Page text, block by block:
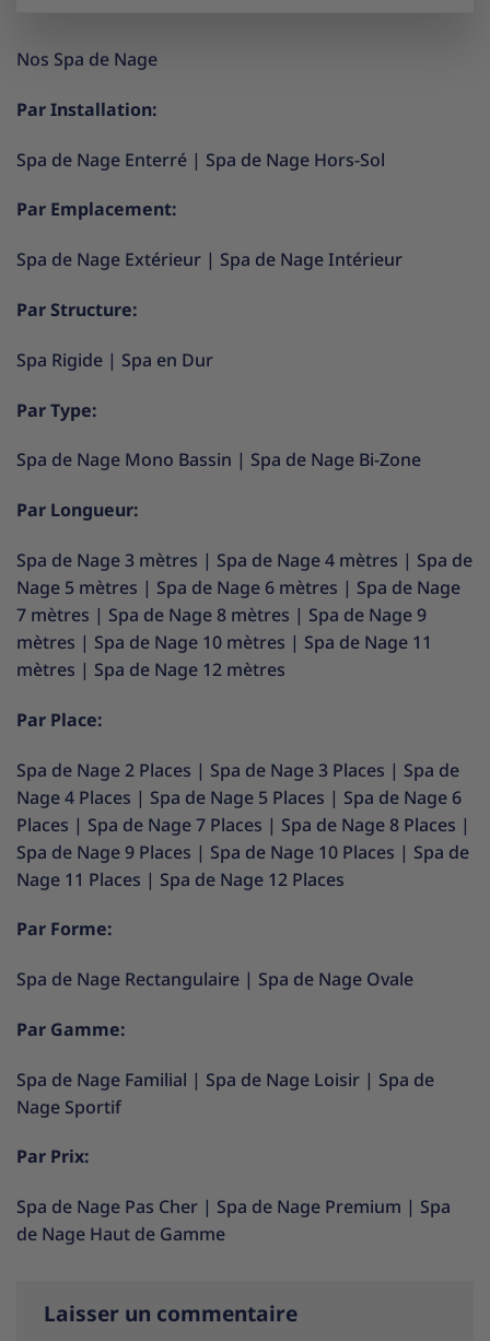
Nos Spa de Nage
Par Installation:
Spa de Nage Enterré | Spa de Nage Hors-Sol
Par Emplacement:
Spa de Nage Extérieur | Spa de Nage Intérieur
Par Structure:
Spa Rigide | Spa en Dur
Par Type:
Spa de Nage Mono Bassin | Spa de Nage Bi-Zone
Par Longueur:
Spa de Nage 3 mètres | Spa de Nage 4 mètres | Spa de
Nage 5 mètres | Spa de Nage 6 mètres | Spa de Nage
7 mètres | Spa de Nage 8 mètres | Spa de Nage 9
mètres | Spa de Nage 10 mètres | Spa de Nage 11
mètres | Spa de Nage 12 mètres
Par Place:
Spa de Nage 2 Places | Spa de Nage 3 Places | Spa de
Nage 4 Places | Spa de Nage 5 Places | Spa de Nage 6
Places | Spa de Nage 7 Places | Spa de Nage 8 Places |
Spa de Nage 9 Places | Spa de Nage 10 Places | Spa de
Nage 11 Places | Spa de Nage 12 Places
Par Forme:
Spa de Nage Rectangulaire | Spa de Nage Ovale
Par Gamme:
Spa de Nage Familial | Spa de Nage Loisir | Spa de
Nage Sportif
Par Prix:
Spa de Nage Pas Cher | Spa de Nage Premium | Spa
de Nage Haut de Gamme
Laisser un commentaire